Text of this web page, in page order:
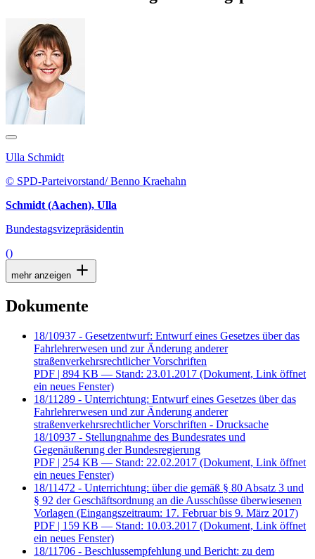
Ulla Schmidt
© SPD-Parteivorstand/ Benno Kraehahn
Schmidt (Aachen), Ulla
Bundestagsvizepräsidentin
()
mehr anzeigen
Dokumente
18/10937 - Gesetzentwurf: Entwurf eines Gesetzes über das
Fahrlehrerwesen und zur Änderung anderer
straßenverkehrsrechtlicher Vorschriften
PDF | 894 KB — Stand: 23.01.2017 (Dokument, Link öffnet
ein neues Fenster)
18/11289 - Unterrichtung: Entwurf eines Gesetzes über das
Fahrlehrerwesen und zur Änderung anderer
straßenverkehrsrechtlicher Vorschriften - Drucksache
18/10937 - Stellungnahme des Bundesrates und
Gegenäußerung der Bundesregierung
PDF | 254 KB — Stand: 22.02.2017 (Dokument, Link öffnet
ein neues Fenster)
18/11472 - Unterrichtung: über die gemäß § 80 Absatz 3 und
§ 92 der Geschäftsordnung an die Ausschüsse überwiesenen
Vorlagen (Eingangszeitraum: 17. Februar bis 9. März 2017)
PDF | 159 KB — Stand: 10.03.2017 (Dokument, Link öffnet
ein neues Fenster)
18/11706 - Beschlussempfehlung und Bericht: zu dem